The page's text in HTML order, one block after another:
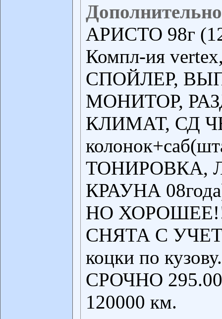
АРИСТО 98г
Компл-ия
СПОЙЛЕР,
МОНИТОР,
КЛИМАТ, СД
ТОНИРОВКА,
КРАУНА
НО
СНЯТА С
коцки по
СРОЧНО
120000 км.